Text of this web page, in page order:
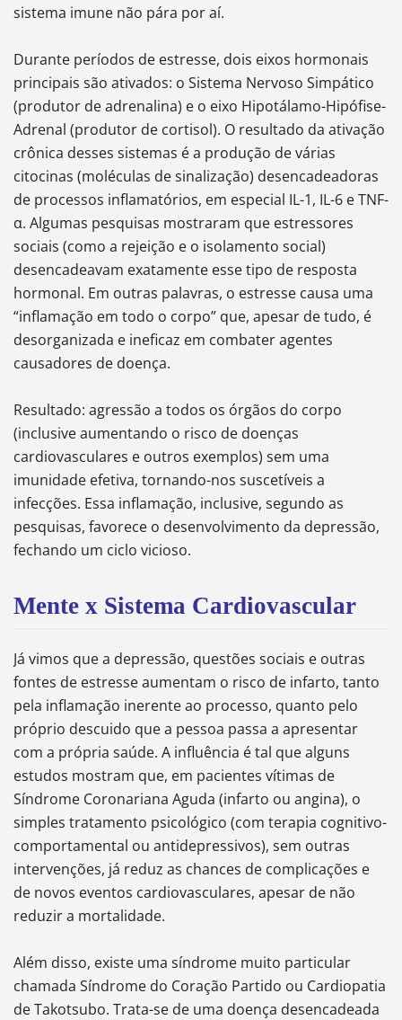
sistema imune não pára por aí.
Durante períodos de estresse, dois eixos hormonais
principais são ativados: o Sistema Nervoso Simpático
(produtor de adrenalina) e o eixo Hipotálamo-Hipófise-
Adrenal (produtor de cortisol). O resultado da ativação
crônica desses sistemas é a produção de várias
citocinas (moléculas de sinalização) desencadeadoras
de processos inflamatórios, em especial IL-1, IL-6 e TNF-
α. Algumas pesquisas mostraram que estressores
sociais (como a rejeição e o isolamento social)
desencadeavam exatamente esse tipo de resposta
hormonal. Em outras palavras, o estresse causa uma
“inflamação em todo o corpo” que, apesar de tudo, é
desorganizada e ineficaz em combater agentes
causadores de doença.
Resultado: agressão a todos os órgãos do corpo
(inclusive aumentando o risco de doenças
cardiovasculares e outros exemplos) sem uma
imunidade efetiva, tornando-nos suscetíveis a
infecções. Essa inflamação, inclusive, segundo as
pesquisas, favorece o desenvolvimento da depressão,
fechando um ciclo vicioso.
Mente x Sistema Cardiovascular
Já vimos que a depressão, questões sociais e outras
fontes de estresse aumentam o risco de infarto, tanto
pela inflamação inerente ao processo, quanto pelo
próprio descuido que a pessoa passa a apresentar
com a própria saúde. A influência é tal que alguns
estudos mostram que, em pacientes vítimas de
Síndrome Coronariana Aguda (infarto ou angina), o
simples tratamento psicológico (com terapia cognitivo-
comportamental ou antidepressivos), sem outras
intervenções, já reduz as chances de complicações e
de novos eventos cardiovasculares, apesar de não
reduzir a mortalidade.
Além disso, existe uma síndrome muito particular
chamada Síndrome do Coração Partido ou Cardiopatia
de Takotsubo. Trata-se de uma doença desencadeada